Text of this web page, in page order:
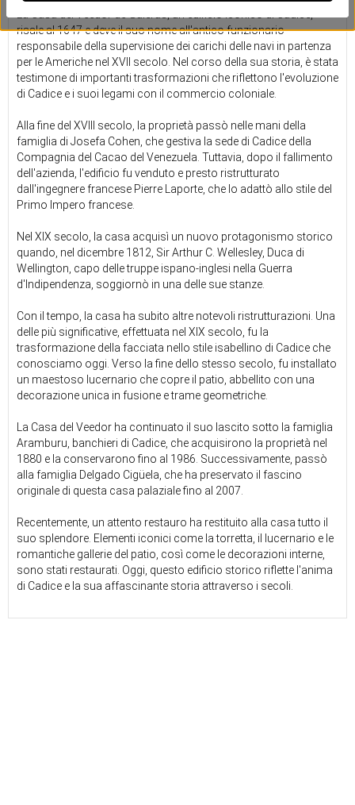
risale al 1647 e deve il suo nome all'antico funzionario
responsabile della supervisione dei carichi delle navi in partenza
per le Americhe nel XVII secolo. Nel corso della sua storia, è stata
testimone di importanti trasformazioni che riflettono l'evoluzione
di Cadice e i suoi legami con il commercio coloniale.
Alla fine del XVIII secolo, la proprietà passò nelle mani della
famiglia di Josefa Cohen, che gestiva la sede di Cadice della
Compagnia del Cacao del Venezuela. Tuttavia, dopo il fallimento
dell'azienda, l'edificio fu venduto e presto ristrutturato
dall'ingegnere francese Pierre Laporte, che lo adattò allo stile del
Primo Impero francese.
Nel XIX secolo, la casa acquisì un nuovo protagonismo storico
quando, nel dicembre 1812, Sir Arthur C. Wellesley, Duca di
Wellington, capo delle truppe ispano-inglesi nella Guerra
d'Indipendenza, soggiornò in una delle sue stanze.
Con il tempo, la casa ha subito altre notevoli ristrutturazioni. Una
delle più significative, effettuata nel XIX secolo, fu la
trasformazione della facciata nello stile isabellino di Cadice che
conosciamo oggi. Verso la fine dello stesso secolo, fu installato
un maestoso lucernario che copre il patio, abbellito con una
decorazione unica in fusione e trame geometriche.
La Casa del Veedor ha continuato il suo lascito sotto la famiglia
Aramburu, banchieri di Cadice, che acquisirono la proprietà nel
1880 e la conservarono fino al 1986. Successivamente, passò
alla famiglia Delgado Cigüela, che ha preservato il fascino
originale di questa casa palaziale fino al 2007.
Recentemente, un attento restauro ha restituito alla casa tutto il
suo splendore. Elementi iconici come la torretta, il lucernario e le
romantiche gallerie del patio, così come le decorazioni interne,
sono stati restaurati. Oggi, questo edificio storico riflette l'anima
di Cadice e la sua affascinante storia attraverso i secoli.